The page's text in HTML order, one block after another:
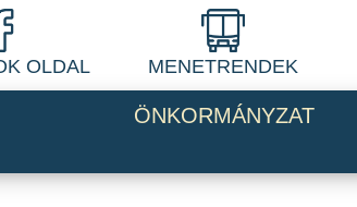
OLDAL MENETRENDEK
ÖNKORMÁNYZAT